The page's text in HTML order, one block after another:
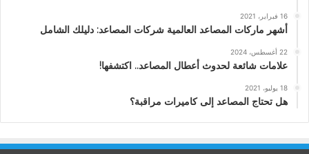
16 فبراير، 2021
أشهر ماركات المصاعد العالمية شركات المصاعد: دليلك الشامل
22 أغسطس، 2024
علامات شائعة لحدوث أعطال المصاعد.. اكتشفها!
18 يوليو، 2021
هل تحتاج المصاعد إلى كاميرات مراقبة؟